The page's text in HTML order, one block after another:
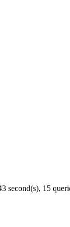
second(s), 15